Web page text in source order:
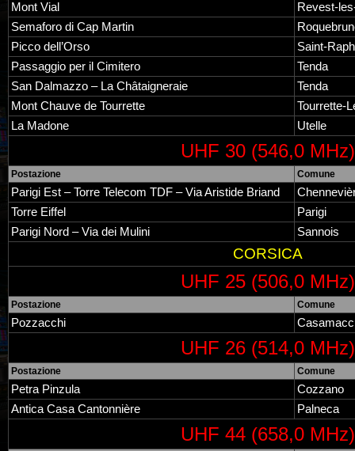
Mont Vial
Revest-
Semaforo di Cap Martin
Picco dell’Orso
Saint-
Passaggio per il Cimitero
Tenda
San Dalmazzo – La Châtaigneraie
Tenda
Mont Chauve de Tourrette
Tourrette-
La Madone
Utelle
UHF 30 (546,0 MHz)
Postazione Comune
Parigi Est – Torre Telecom TDF – Via Aristide Briand
Torre Eiffel
Parigi
Parigi Nord – Via dei Mulini
Sannois
CORSICA
UHF 25 (506,0 MHz)
Postazione Comune
Pozzacchi
UHF 26 (514,0 MHz)
Postazione Comune
Petra Pinzula
Cozzano
Antica Casa Cantonnière
Palneca
UHF 44 (658,0 MHz)